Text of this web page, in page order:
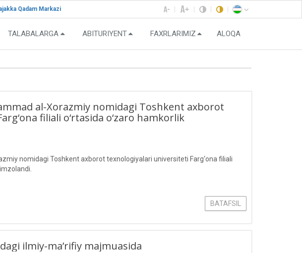
Qadam Markazi
TALABALARGA ABITURIYENT FAXRLARIMIZ ALOQA
al-Xorazmiy nomidagi Toshkent axborot
filiali o‘rtasida o‘zaro hamkorlik
nomidagi Toshkent axborot texnologiyalari universiteti Farg‘ona filiali
BATAFSIL
ilmiy-ma’rifiy majmuasida